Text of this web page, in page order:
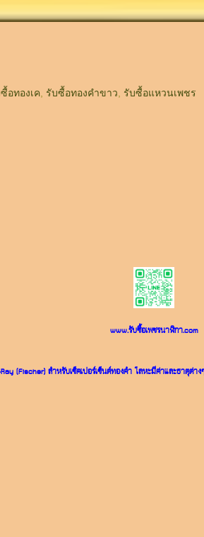
อทองเค รับซื้อทองคำขาว รับซื้อแหวนเพชร
www.รับซื้อเพชรนาฬิกา.com
(Fischer) สำหรับเช็คเปอร์เซ็นต์ทองคำ โลหะมีค่าและธาตุต่